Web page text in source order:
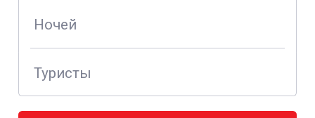
Ночей
Туристы